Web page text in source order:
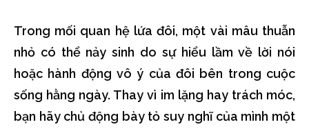
Trong mối quan hệ lứa đôi, một vài mâu thuẫn
nhỏ có thể nảy sinh do sự hiểu lầm về lời nói
hoặc hành động vô ý của đôi bên trong cuộc
sống hằng ngày. Thay vì im lặng hay trách móc,
bạn hãy chủ động bày tỏ suy nghĩ của mình một